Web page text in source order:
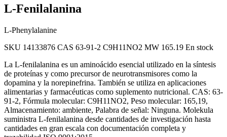
L-Fenilalanina
L-Phenylalanine
SKU 14133876 CAS 63-91-2 C9H11NO2 MW 165.19 En stock
La L-fenilalanina es un aminoácido esencial utilizado en la síntesis
de proteínas y como precursor de neurotransmisores como la
dopamina y la norepinefrina. También se utiliza en aplicaciones
alimentarias y farmacéuticas como suplemento nutricional. CAS: 63-
91-2, Fórmula molecular: C9H11NO2, Peso molecular: 165,19,
Almacenamiento: ambiente, Palabra de señal: Ninguna. Molekula
suministra L-fenilalanina desde cantidades de investigación hasta
cantidades en gran escala con documentación completa y